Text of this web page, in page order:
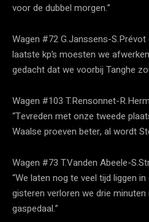
voor de dubbel morgen.”
Wagen #72 G.Janssens-S.Prévot
laatste kp’s moesten we
gedacht dat we voorbij Tanghe
Wagen #103 T.Rensonnet-
“Tevreden met onze tweede
Waalse proeven beter, al wordt
Wagen #73 T.Vanden Abeele-
“We laten nog te veel tijd liggen
gisteren verloren we drie
gaspedaal.”